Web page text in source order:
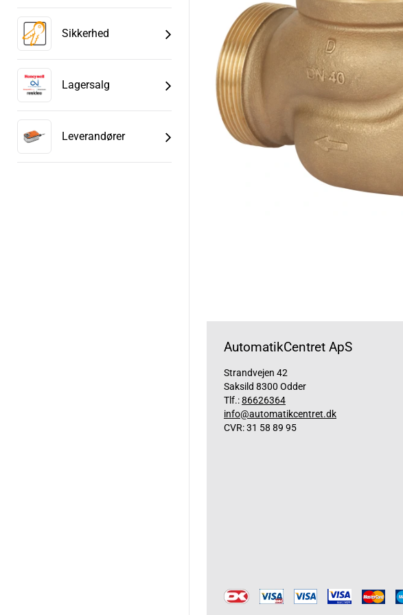
Sikkerhed
Lagersalg
Leverandører
AutomatikCentret ApS
Strandvejen 42
Saksild 8300 Odder
Tlf.:86626364
info@automatikcentret.dk
CVR: 31 58 89 95